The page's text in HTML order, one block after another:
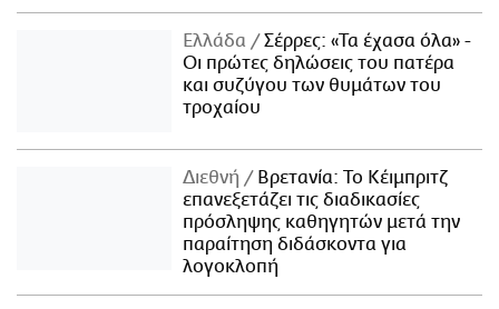
Ελλάδα
Σέρρες: «Τα έχασα όλα» -
Οι πρώτες δηλώσεις του πατέρα
και συζύγου των θυμάτων του
τροχαίου
Διεθνή
Βρετανία: Το Κέιμπριτζ
επανεξετάζει τις διαδικασίες
πρόσληψης καθηγητών μετά την
παραίτηση διδάσκοντα για
λογοκλοπή